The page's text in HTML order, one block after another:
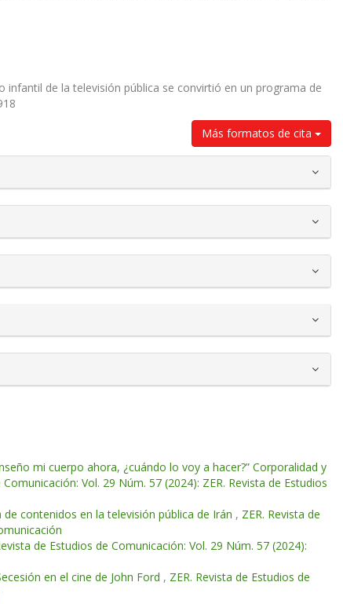
infantil de la televisión pública se convirtió en un programa de
Más formatos de cita
mi cuerpo ahora, ¿cuándo lo voy a hacer?” Corporalidad y
Vol. 29 Núm. 57 (2024): ZER. Revista de Estudios
contenidos en la televisión pública de Irán , ZER. Revista de
de Estudios de Comunicación: Vol. 29 Núm. 57 (2024):
en el cine de John Ford , ZER. Revista de Estudios de